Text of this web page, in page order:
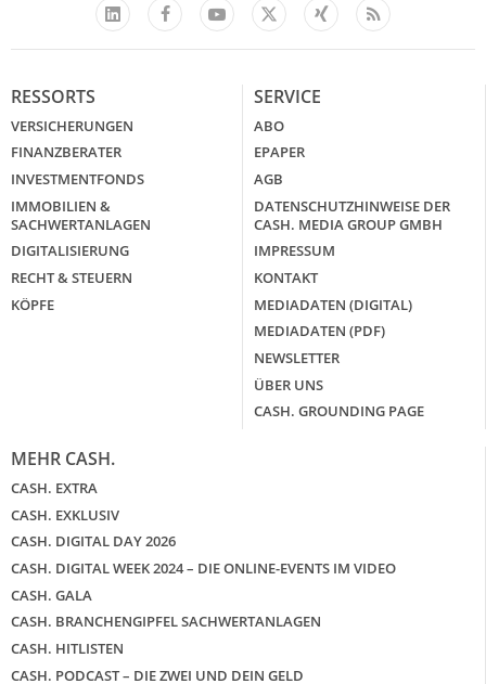
LinkedIn
FacebookYouTube
X
Xing Feed
RESSORTS
VERSICHERUNGEN
FINANZBERATER
INVESTMENTFONDS
IMMOBILIEN &
SACHWERTANLAGEN
DIGITALISIERUNG
RECHT & STEUERN
KÖPFE
SERVICE
ABO
EPAPER
AGB
DATENSCHUTZHINWEISE DER
CASH. MEDIA GROUP GMBH
IMPRESSUM
KONTAKT
MEDIADATEN (DIGITAL)
MEDIADATEN (PDF)
NEWSLETTER
ÜBER UNS
CASH. GROUNDING PAGE
MEHR CASH.
CASH. EXTRA
CASH. EXKLUSIV
CASH. DIGITAL DAY 2026
CASH. DIGITAL WEEK 2024 – DIE ONLINE-EVENTS IM VIDEO
CASH. GALA
CASH. BRANCHENGIPFEL SACHWERTANLAGEN
CASH. HITLISTEN
CASH. PODCAST – DIE ZWEI UND DEIN GELD